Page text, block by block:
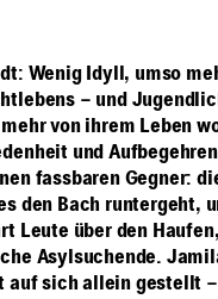
Wenig Idyll, umso
– und
von ihrem Leben
und
fassbaren Gegner:
den Bach runtergeht,
Leute über den
Asylsuchende.
auf sich allein gestellt